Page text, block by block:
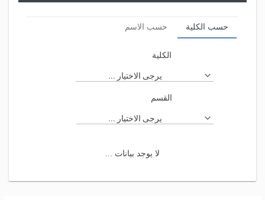
حسب الكلية حسب الاسم
الكلية
يرجى الاختيار ...
القسم
يرجى الاختيار ...
لا يوجد بيانات ...